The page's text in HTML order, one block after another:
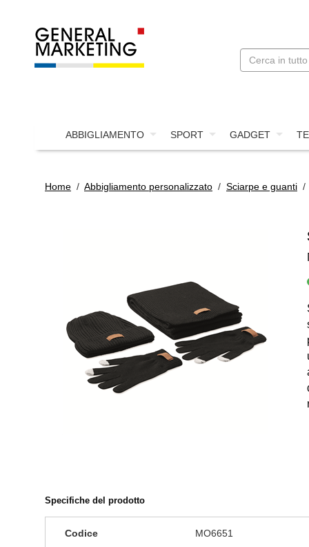
ABBIGLIAMENTO SPORT GADGET
Home / Abbigliamento personalizzato / Sciarpe e guanti
Specifiche del prodotto
Codice
MO6651